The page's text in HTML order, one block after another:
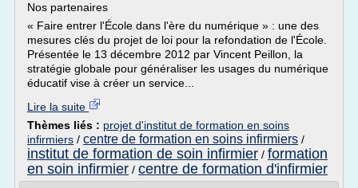
Nos partenaires
« Faire entrer l'École dans l'ère du numérique » : une des
mesures clés du projet de loi pour la refondation de l'École.
Présentée le 13 décembre 2012 par Vincent Peillon, la
stratégie globale pour généraliser les usages du numérique
éducatif vise à créer un service...
Lire la suite
Thèmes liés : projet d'institut de formation en soins
infirmiers / centre de formation en soins infirmiers /
institut de formation de soin infirmier / formation
en soin infirmier / centre de formation d'infirmier